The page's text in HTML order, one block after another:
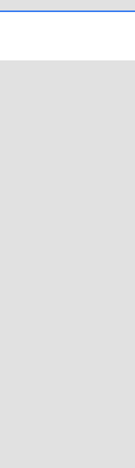
4、禁止滥用系统